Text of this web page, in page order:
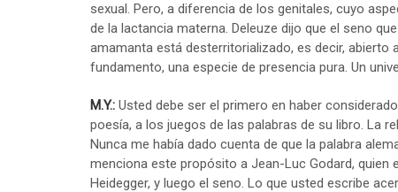
sexual. Pero, a diferencia de los genitales, cuyo
de la lactancia materna. Deleuze dijo que el seno
amamanta está desterritorializado, es decir,
fundamento, una especie de presencia pura. Un
M.Y.: Usted debe ser el primero en haber
poesía, a los juegos de las palabras de su libro. La
Nunca me había dado cuenta de que la palabra
menciona este propósito a Jean-Luc Godard, quien
Heidegger, y luego el seno. Lo que usted escribe